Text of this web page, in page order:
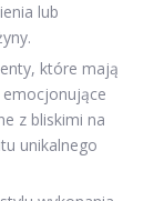
lub
które mają
emocjonujące
z bliskimi na
unikalnego